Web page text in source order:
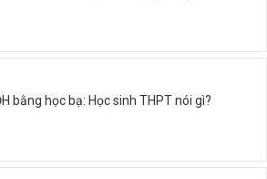
bằng học bạ: Học sinh THPT nói gì?